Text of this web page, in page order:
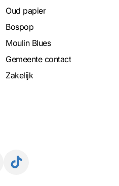
Oud papier
Bospop
Moulin Blues
Gemeente contact
Zakelijk